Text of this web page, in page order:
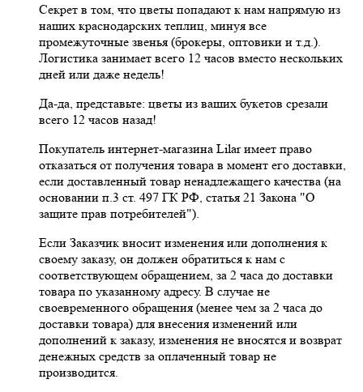
Секрет в том, что цветы попадают к нам напрямую из
наших краснодарских теплиц, минуя все
промежуточные звенья (брокеры, оптовики и т.д.).
Логистика занимает всего 12 часов вместо нескольких
дней или даже недель!
Да-да, представьте: цветы из ваших букетов срезали
всего 12 часов назад!
Покупатель интернет-магазина Lilar имеет право
отказаться от получения товара в момент его доставки,
если доставленный товар ненадлежащего качества (на
основании п.3 ст. 497 ГК РФ, статья 21 Закона "О
защите прав потребителей").
Если Заказчик вносит изменения или дополнения к
своему заказу, он должен обратиться к нам с
соответствующем обращением, за 2 часа до доставки
товара по указанному адресу. В случае не
своевременного обращения (менее чем за 2 часа до
доставки товара) для внесения изменений или
дополнений к заказу, изменения не вносятся и возврат
денежных средств за оплаченный товар не
производится.